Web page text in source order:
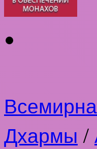
Дхармы /